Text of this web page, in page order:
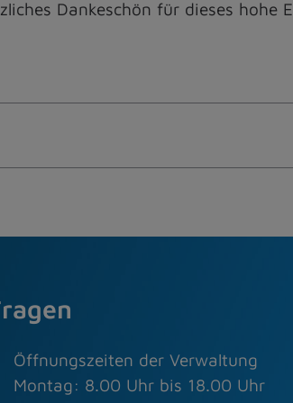
Dankeschön für dieses
Öffnungszeiten der Verwaltung
Montag: 8.00 Uhr bis 18.00 Uhr